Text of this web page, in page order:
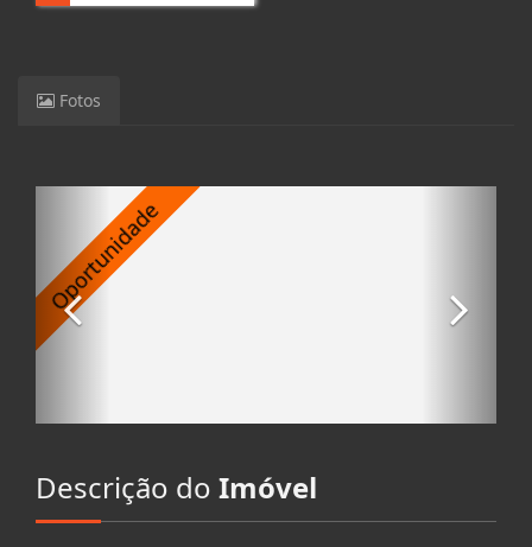
Fotos
Descrição do Imóvel